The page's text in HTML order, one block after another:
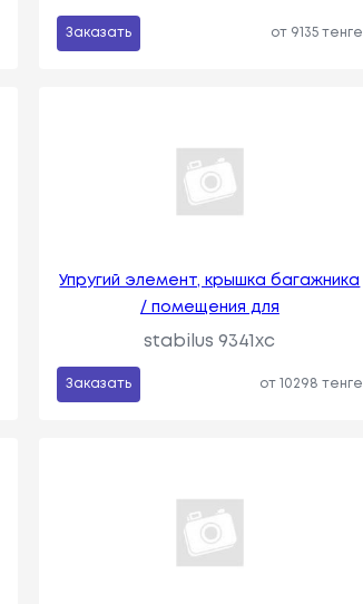
Заказать от 9135 тенге
Упругий элемент, крышка багажника
/ помещения для
stabilus 9341xc
Заказать от 10298 тенге